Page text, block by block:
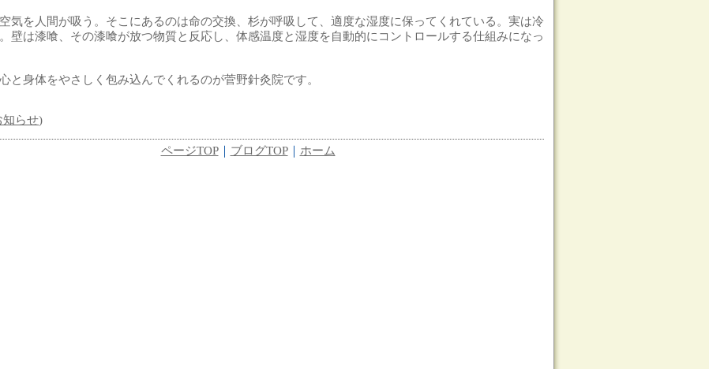
気を人間が吸う。そこにあるのは命の交換、杉が呼吸して、適度な湿度に保ってくれている。実は冷
壁は漆喰、その漆喰が放つ物質と反応し、体感温度と湿度を自動的にコントロールする仕組みになっ
と身体をやさしく包み込んでくれるのが菅野針灸院です。
知らせ)
ページTOP｜ ブログTOP｜ ホーム